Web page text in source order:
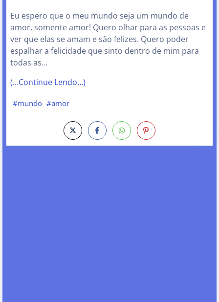
Eu espero que o meu mundo seja um mundo de
amor, somente amor! Quero olhar para as pessoas e
ver que elas se amam e são felizes. Quero poder
espalhar a felicidade que sinto dentro de mim para
todas as…
(…Continue Lendo…)
#mundo #amor